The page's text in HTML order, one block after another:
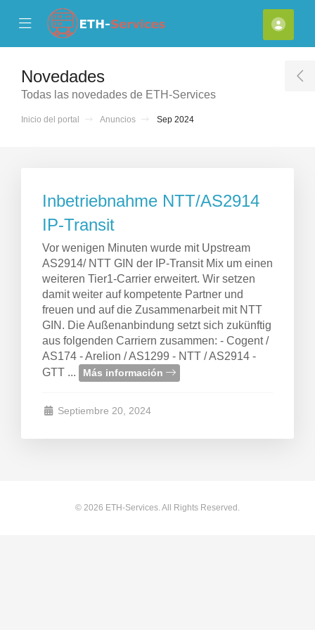
Mobile Menu
Mobile Menu
Novedades
Todas las novedades de ETH-Services
Inicio del portal Anuncios Sep 2024
Inbetriebnahme NTT/AS2914
IP-Transit
Vor wenigen Minuten wurde mit Upstream
AS2914/ NTT GIN der IP-Transit Mix um einen
weiteren Tier1-Carrier erweitert. Wir setzen
damit weiter auf kompetente Partner und
freuen und auf die Zusammenarbeit mit NTT
GIN. Die Außenanbindung setzt sich zukünftig
aus folgenden Carriern zusammen: - Cogent /
AS174 - Arelion / AS1299 - NTT / AS2914 -
GTT ...
Más información
Septiembre 20, 2024
© 2026 ETH-Services. All Rights Reserved.